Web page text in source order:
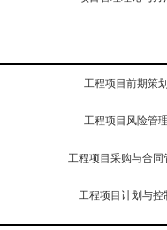
工程项目前期策划
工程项目风险管理
工程项目采购与合同
工程项目计划与控